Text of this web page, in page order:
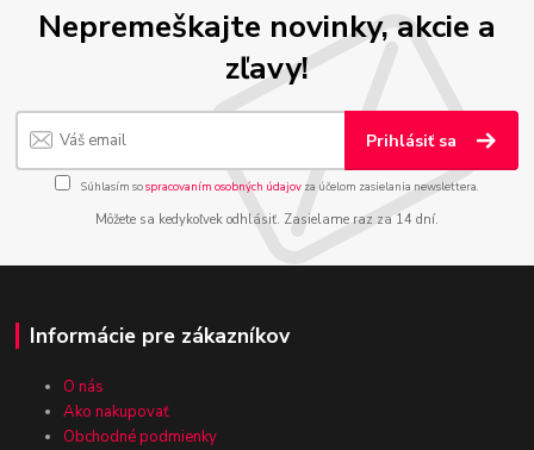
Nepremeškajte novinky, akcie a
zľavy!
Prihlásiť sa
Súhlasím sospracovaním osobných údajov za účelom zasielania newslettera.
Môžete sa kedykoľvek odhlásiť. Zasielame raz za 14 dní.
Informácie pre zákazníkov
O nás
Ako nakupovať
Obchodné podmienky